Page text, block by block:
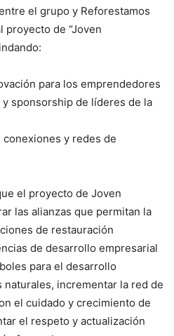
el grupo y Reforestamos
proyecto de “Joven
para los emprendedores
sponsorship de líderes de la
y redes de
el proyecto de Joven
las alianzas que permitan la
de restauración
de desarrollo empresarial
para el desarrollo
incrementar la red de
el cuidado y crecimiento de
el respeto y actualización